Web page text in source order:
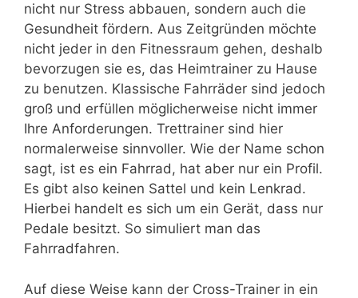
nicht nur Stress abbauen, sondern auch die
Gesundheit fördern. Aus Zeitgründen möchte
nicht jeder in den Fitnessraum gehen, deshalb
bevorzugen sie es, das Heimtrainer zu Hause
zu benutzen. Klassische Fahrräder sind jedoch
groß und erfüllen möglicherweise nicht immer
Ihre Anforderungen. Trettrainer sind hier
normalerweise sinnvoller. Wie der Name schon
sagt, ist es ein Fahrrad, hat aber nur ein Profil.
Es gibt also keinen Sattel und kein Lenkrad.
Hierbei handelt es sich um ein Gerät, dass nur
Pedale besitzt. So simuliert man das
Fahrradfahren.
Auf diese Weise kann der Cross-Trainer in ein